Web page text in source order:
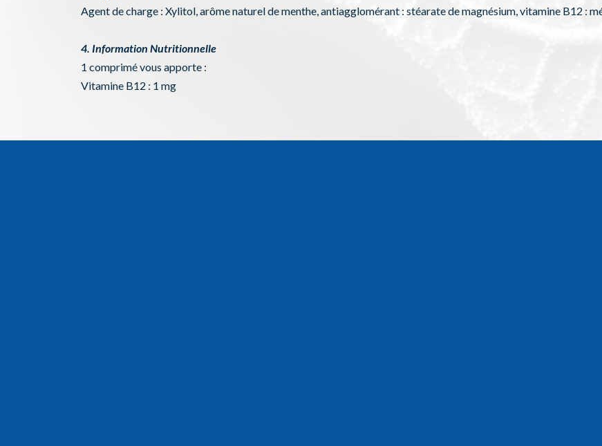
Agent de charge : Xylitol, arôme naturel de menthe, antiagglomérant : stéarate de magnésium, vitamine B12 :
4. Information Nutritionnelle
1 comprimé vous apporte :
Vitamine B12 : 1 mg